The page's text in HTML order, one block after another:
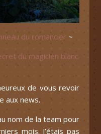
du romancier ~
du magicien blanc
de vous revoir
aux news.
nom de la team pour
mois. J’étais pas